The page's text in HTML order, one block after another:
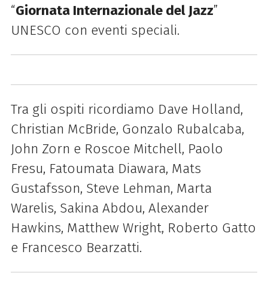
“Giornata Internazionale del Jazz”
UNESCO con eventi speciali.
Tra gli ospiti ricordiamo Dave Holland,
Christian McBride, Gonzalo Rubalcaba,
John Zorn e Roscoe Mitchell, Paolo
Fresu, Fatoumata Diawara, Mats
Gustafsson, Steve Lehman, Marta
Warelis, Sakina Abdou, Alexander
Hawkins, Matthew Wright, Roberto Gatto
e Francesco Bearzatti.